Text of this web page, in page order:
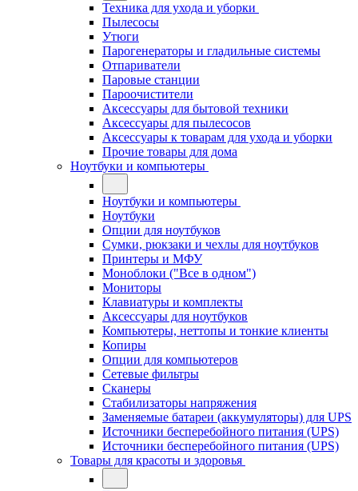
Техника для ухода и уборки
Пылесосы
Утюги
Парогенераторы и гладильные системы
Отпариватели
Паровые станции
Пароочистители
Аксессуары для бытовой техники
Аксессуары для пылесосов
Аксессуары к товарам для ухода и уборки
Прочие товары для дома
Ноутбуки и компьютеры
Ноутбуки и компьютеры
Ноутбуки
Опции для ноутбуков
Сумки, рюкзаки и чехлы для ноутбуков
Принтеры и МФУ
Моноблоки ("Все в одном")
Мониторы
Клавиатуры и комплекты
Аксессуары для ноутбуков
Компьютеры, неттопы и тонкие клиенты
Копиры
Опции для компьютеров
Сетевые фильтры
Сканеры
Стабилизаторы напряжения
Заменяемые батареи (аккумуляторы) для UPS
Источники бесперебойного питания (UPS)
Источники бесперебойного питания (UPS)
Товары для красоты и здоровья